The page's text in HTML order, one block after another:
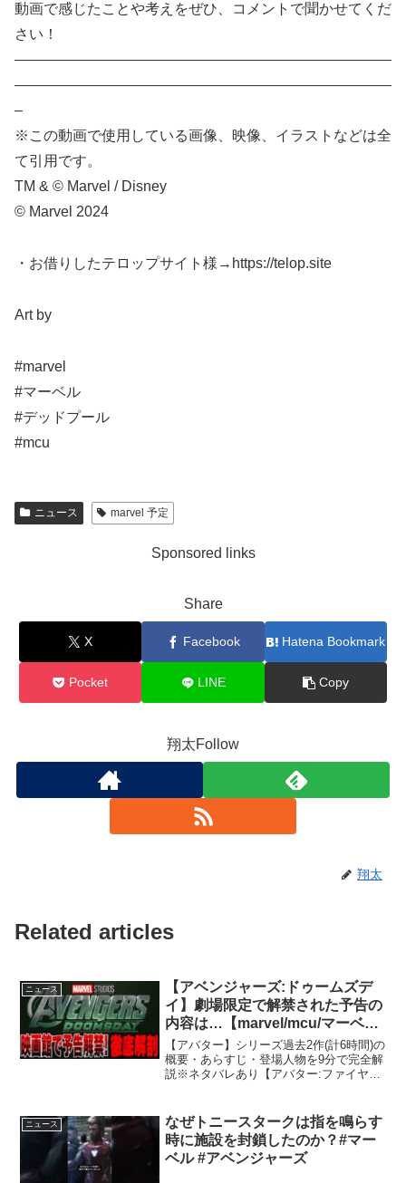
動画で感じたことや考えをぜひ、コメントで聞かせてくだ
さい！
——————————————————————————
——————————————————————————
–
※この動画で使用している画像、映像、イラストなどは全
て引用です。
TM & © Marvel / Disney
©︎ Marvel 2024
・お借りしたテロップサイト様→https://telop.site
Art by
#marvel
#マーベル
#デッドプール
#mcu
ニュース marvel 予定
Sponsored links
Share
X Facebook Hatena Bookmark
Pocket LINE Copy
翔太Follow
翔太
Related articles
ニュース
【アベンジャーズ:ドゥームズデ
イ】劇場限定で解禁された予告の
内容は…【marvel/mcu/マーベル/
アベンジャーズ/ssu/xmen】
【アバター】シリーズ過去2作(計6時間)の
概要・あらすじ・登場人物を9分で完全解
説※ネタバレあり【アバター:ファイヤ
剖※後半ネタバレあり【サイ】Twitter：
Fi...
ニュース
なぜトニースタークは指を鳴らす
時に施設を封鎖したのか？#マー
ベル #アベンジャーズ